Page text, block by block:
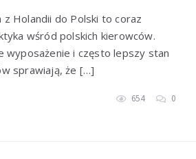
z Holandii do Polski to coraz
wśród polskich kierowców.
wyposażenie i często lepszy stan
sprawiają, że […]
654 0